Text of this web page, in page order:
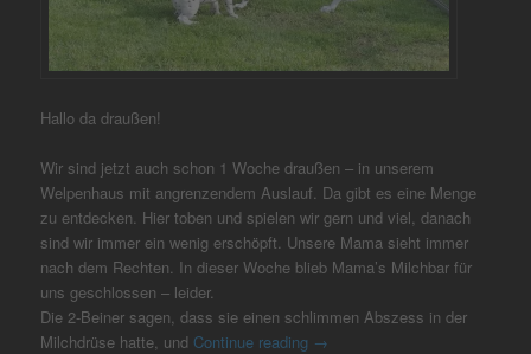
Hallo da draußen!
Wir sind jetzt auch schon 1 Woche draußen – in unserem
Welpenhaus mit angrenzendem Auslauf. Da gibt es eine Menge
zu entdecken. Hier toben und spielen wir gern und viel, danach
sind wir immer ein wenig erschöpft. Unsere Mama sieht immer
nach dem Rechten. In dieser Woche blieb Mama’s Milchbar für
uns geschlossen – leider.
Die 2-Beiner sagen, dass sie einen schlimmen Abszess in der
Milchdrüse hatte, und Continue reading →